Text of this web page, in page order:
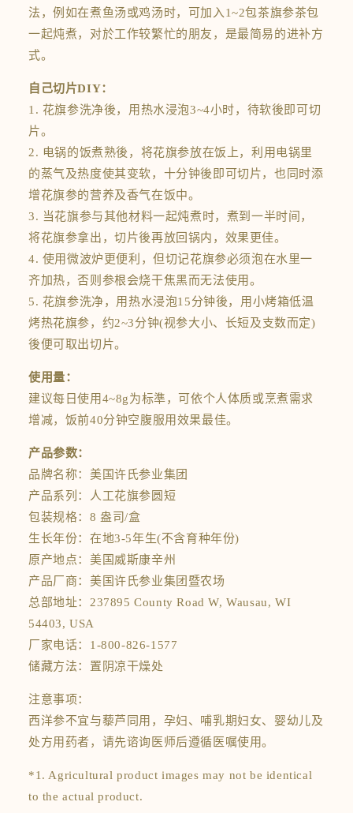
法，例如在煮鱼汤或鸡汤时，可加入1~2包茶旗参茶包
一起炖煮，对於工作较繁忙的朋友，是最简易的进补方
式。
自己切片DIY：
1. 花旗参洗净後，用热水浸泡3~4小时，待软後即可切
片。
2. 电锅的饭煮熟後，将花旗参放在饭上，利用电锅里
的蒸气及热度使其变软，十分钟後即可切片，也同时添
增花旗参的营养及香气在饭中。
3. 当花旗参与其他材料一起炖煮时，煮到一半时间，
将花旗参拿出，切片後再放回锅内，效果更佳。
4. 使用微波炉更便利，但切记花旗参必须泡在水里一
齐加热，否则参根会烧干焦黑而无法使用。
5. 花旗参洗净，用热水浸泡15分钟後，用小烤箱低温
烤热花旗参，约2~3分钟(视参大小、长短及支数而定)
後便可取出切片。
使用量：
建议每日使用4~8g为标準，可依个人体质或烹煮需求
增减，饭前40分钟空腹服用效果最佳。
产品参数：
品牌名称：美国许氏参业集团
产品系列：人工花旗参圆短
包装规格：8 盎司/盒
生长年份：在地3-5年生(不含育种年份)
原产地点：美国威斯康辛州
产品厂商：美国许氏参业集团暨农场
总部地址：237895 County Road W, Wausau, WI
54403, USA
厂家电话：1-800-826-1577
储藏方法：置阴凉干燥处
注意事项：
西洋参不宜与藜芦同用，孕妇、哺乳期妇女、婴幼儿及
处方用药者，请先谘询医师后遵循医嘱使用。
*1. Agricultural product images may not be identical
to the actual product.